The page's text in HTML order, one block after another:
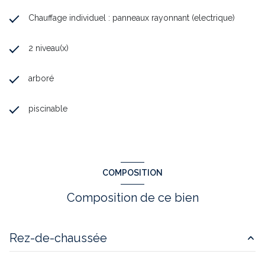
Chauffage individuel : panneaux rayonnant (electrique)
2 niveau(x)
arboré
piscinable
COMPOSITION
Composition de ce bien
Rez-de-chaussée